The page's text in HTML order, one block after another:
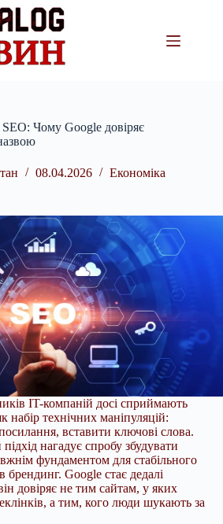
Чому Google довіряє
08.04.2026 Економіка
IT-компаній досі сприймають
набір технічних маніпуляцій:
вставити ключові слова.
нагадує спробу збудувати
фундаментом для стабільного
брендинг. Google стає дедалі
довіряє не тим сайтам, у яких
а тим, кого люди шукають за